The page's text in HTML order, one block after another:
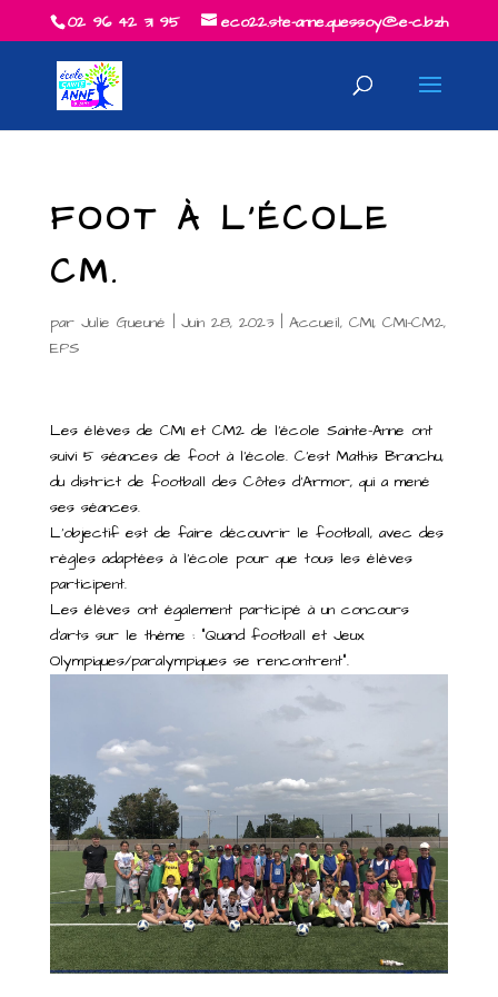
02 96 42 31 95 eco22.ste-anne.quessoy@e-c.bzh
FOOT À L’ÉCOLE
CM.
par Julie Gueuné | Juin 28, 2023| Accueil, CM1, CM1-CM2,
EPS
Les élèves de CM1 et CM2 de l’école Sainte-Anne ont
suivi 5 séances de foot à l’école. C’est Mathis Branchu,
du district de football des Côtes d’Armor, qui a mené
ses séances.
L’objectif est de faire découvrir le football, avec des
règles adaptées à l’école pour que tous les élèves
participent.
Les élèves ont également participé à un concours
d’arts sur le thème : “Quand football et Jeux
Olympiques/paralympiques se rencontrent”.